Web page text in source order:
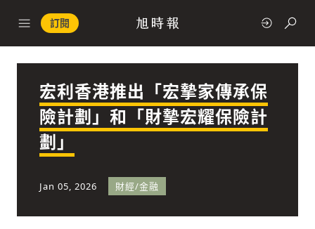
訂閱
快速連結
政治
經濟
宏利香港推出「宏摯家傳承保
險計劃」和「財摯宏耀保險計
劃」
Jan 05, 2026 財經/金融